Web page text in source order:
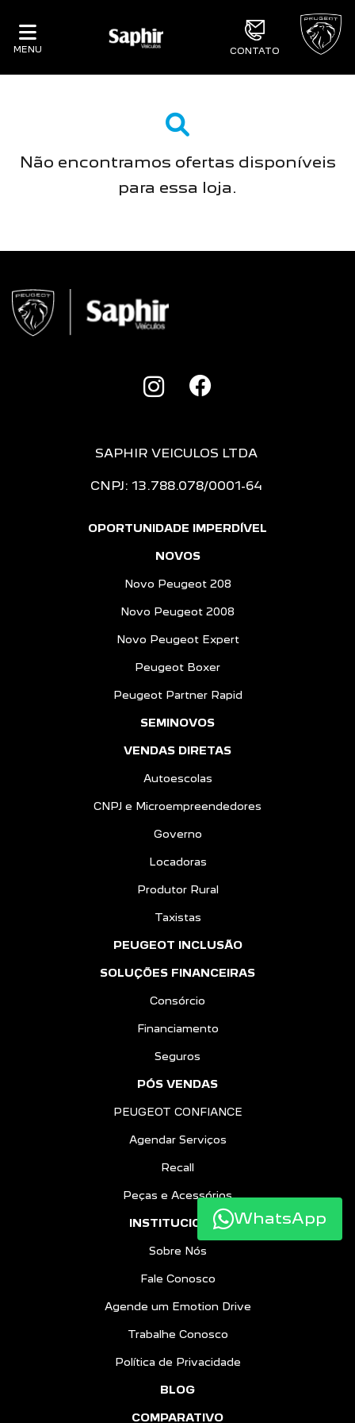
MENU CONTATO
Não encontramos ofertas disponíveis
para essa loja.
SAPHIR VEICULOS LTDA
CNPJ: 13.788.078/0001-64
OPORTUNIDADE IMPERDÍVEL
NOVOS
Novo Peugeot 208
Novo Peugeot 2008
Novo Peugeot Expert
Peugeot Boxer
Peugeot Partner Rapid
SEMINOVOS
VENDAS DIRETAS
Autoescolas
CNPJ e Microempreendedores
Governo
Locadoras
Produtor Rural
Taxistas
PEUGEOT INCLUSÃO
SOLUÇÕES FINANCEIRAS
Consórcio
Financiamento
Seguros
PÓS VENDAS
PEUGEOT CONFIANCE
Agendar Serviços
Recall
Peças e Acessórios
INSTITUCIONAL
Sobre Nós
Fale Conosco
Agende um Emotion Drive
Trabalhe Conosco
Política de Privacidade
BLOG
COMPARATIVO
WhatsApp